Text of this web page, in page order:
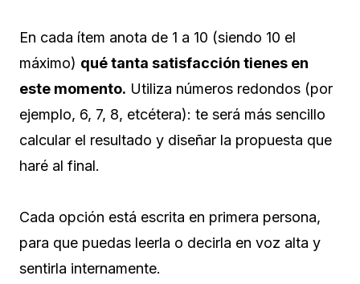
En cada ítem anota de 1 a 10 (siendo 10 el
máximo) qué tanta satisfacción tienes en
este momento. Utiliza números redondos (por
ejemplo, 6, 7, 8, etcétera): te será más sencillo
calcular el resultado y diseñar la propuesta que
haré al final.
Cada opción está escrita en primera persona,
para que puedas leerla o decirla en voz alta y
sentirla internamente.